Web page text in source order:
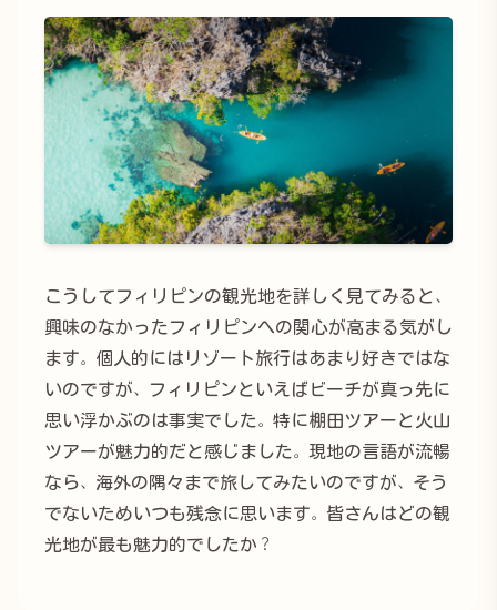
こうしてフィリピンの観光地を詳しく見てみると、
興味のなかったフィリピンへの関心が高まる気がし
ます。個人的にはリゾート旅行はあまり好きではな
いのですが、フィリピンといえばビーチが真っ先に
思い浮かぶのは事実でした。特に棚田ツアーと火山
ツアーが魅力的だと感じました。現地の言語が流暢
なら、海外の隅々まで旅してみたいのですが、そう
でないためいつも残念に思います。皆さんはどの観
光地が最も魅力的でしたか？